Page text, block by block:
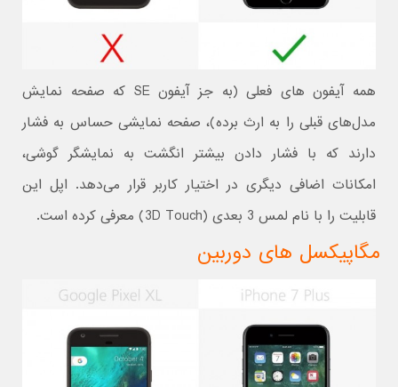
همه آیفون های فعلی (به جز آیفون SE که صفحه نمایش
مدل‌های قبلی را به ارث برده)، صفحه نمایشی حساس به فشار
دارند که با فشار دادن بیشتر انگشت به نمایشگر گوشی،
امکانات اضافی دیگری در اختیار کاربر قرار می‌دهد. اپل این
قابلیت را با نام لمس 3 بعدی (3D Touch) معرفی کرده است.
مگاپیکسل های دوربین